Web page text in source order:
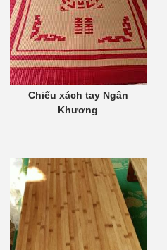
Chiếu xách tay Ngân
Khương